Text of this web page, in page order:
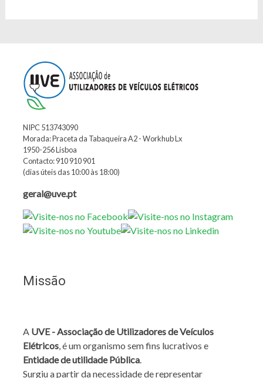
NIPC 513743090
Morada: Praceta da Tabaqueira A2 - Workhub Lx
1950-256 Lisboa
Contacto: 910 910 901
(dias úteis das 10:00 às 18:00)
geral@uve.pt
Missão
A UVE - Associação de Utilizadores de Veículos
Elétricos, é um organismo sem fins lucrativos e
Entidade de utilidade Pública.
Surgiu a partir da necessidade de representar